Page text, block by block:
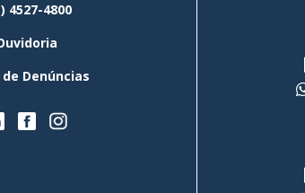
4527-4800
de Denúncias